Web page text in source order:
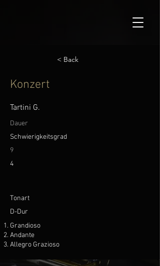
< Back
Konzert
Tartini G.
Dauer
Schwierigkeitsgrad
9
4
Tonart
D-Dur
Grandioso
Andante
Allegro Grazioso